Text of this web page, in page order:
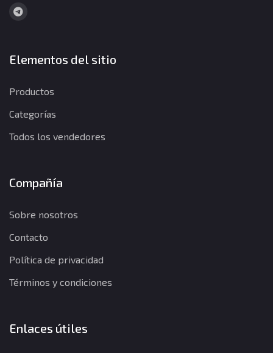
Elementos del sitio
Productos
Categorías
Todos los vendedores
Compañía
Sobre nosotros
Contacto
Política de privacidad
Términos y condiciones
Enlaces útiles